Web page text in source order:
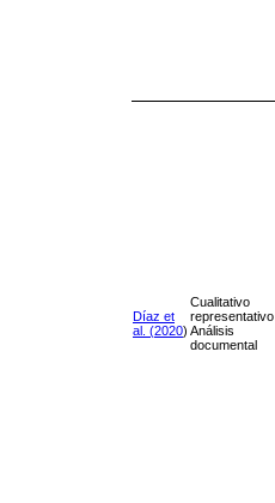
Díaz et
al. (2020)
Cualitativo
representativo
Análisis
documental